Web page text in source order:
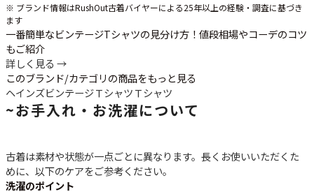
※ ブランド情報はRushOut古着バイヤーによる25年以上の経験・調査に基づき
ます
一番簡単なビンテージTシャツの見分け方！値段相場やコーデのコツ
もご紹介
詳しく見る →
このブランド/カテゴリの商品をもっと見る
ヘインズビンテージＴシャツＴシャツ
~お手入れ・お洗濯について
古着は素材や状態が一点ごとに異なります。長くお使いいただくた
めに、以下のケアをご参考ください。
洗濯のポイント